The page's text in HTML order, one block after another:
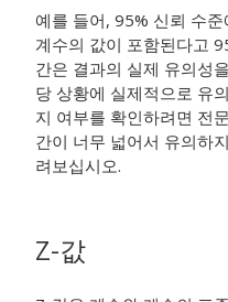
예를 들어, 95% 신뢰 수
계수의 값이 포함된다고
간은 결과의 실제 유의성
당 상황에 실제적으로 유
지 여부를 확인하려면 전
간이 너무 넓어서 유의하
려보십시오.
Z-값